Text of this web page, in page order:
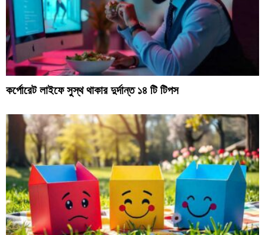
কর্পোরেট লাইফে সুস্থ থাকার দুর্দান্ত ১৪ টি টিপস